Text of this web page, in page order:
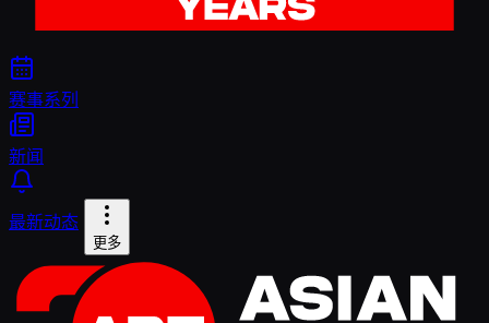
赛事系列
新闻
最新动态
更多